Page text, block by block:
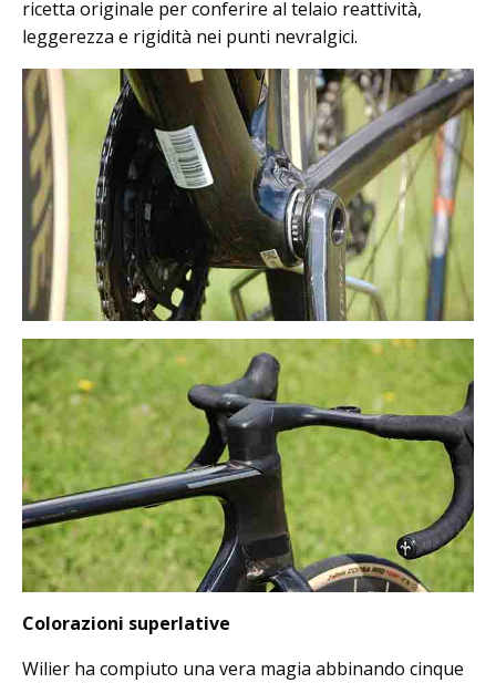
ricetta originale per conferire al telaio reattività,
leggerezza e rigidità nei punti nevralgici.
Colorazioni superlative
Wilier ha compiuto una vera magia abbinando cinque